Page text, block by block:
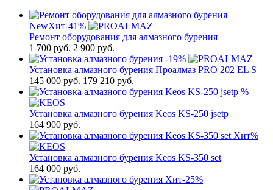
NewХит-41%
Ремонт оборудования для алмазного бурения
1 700 руб. 2 900 руб.
-19%
Установка алмазного бурения Проалмаз PRO 202 EL S
145 000 руб. 179 210 руб.
%
Установка алмазного бурения Keos KS-250 jsetp
164 900 руб.
Хит%
Установка алмазного бурения Keos KS-350 set
164 000 руб.
Хит-25%